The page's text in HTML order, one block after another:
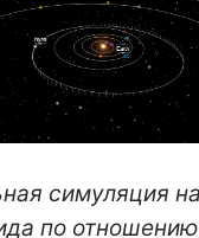
симуляция
по